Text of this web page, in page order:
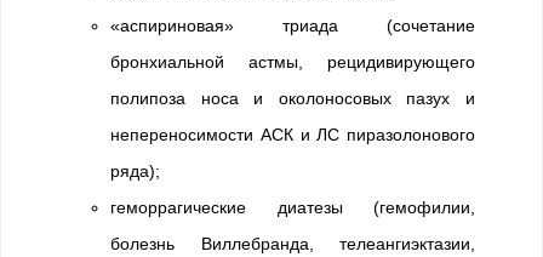
«аспириновая» триада (сочетание
бронхиальной астмы, рецидивирующего
полипоза носа и околоносовых пазух и
непереносимости АСК и ЛС пиразолонового
ряда);
геморрагические диатезы (гемофилии,
болезнь Виллебранда, телеангиэктазии,